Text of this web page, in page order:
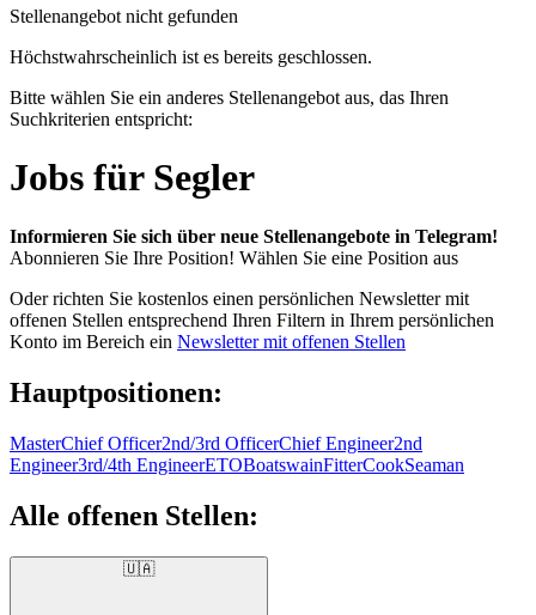
Stellenangebot nicht gefunden
Höchstwahrscheinlich ist es bereits geschlossen.
Bitte wählen Sie ein anderes Stellenangebot aus, das Ihren
Suchkriterien entspricht:
Jobs für Segler
Informieren Sie sich über neue Stellenangebote in Telegram!
Abonnieren Sie Ihre Position! Wählen Sie eine Position aus
Oder richten Sie kostenlos einen persönlichen Newsletter mit
offenen Stellen entsprechend Ihren Filtern in Ihrem persönlichen
Konto im Bereich ein Newsletter mit offenen Stellen
Hauptpositionen:
MasterChief Officer2nd/3rd OfficerChief Engineer2nd
Engineer3rd/4th EngineerETOBoatswainFitterCookSeaman
Alle offenen Stellen:
🇺🇦